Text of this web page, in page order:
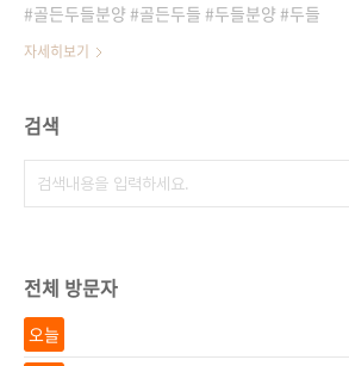
골든두들분양 #골든두들 #두들분양 #두들
자세히보기
검색
전체 방문자
오늘